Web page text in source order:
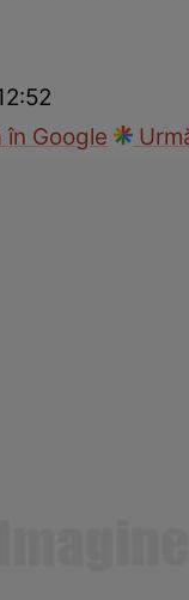
Google